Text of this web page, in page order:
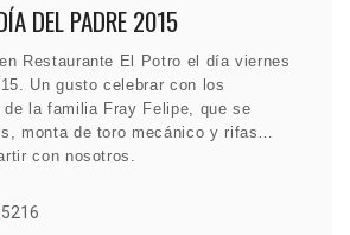
DEL PADRE 2015
Restaurante El Potro el día viernes
Un gusto celebrar con los
de la familia Fray Felipe, que se
monta de toro mecánico y rifas…
con nosotros.
5216